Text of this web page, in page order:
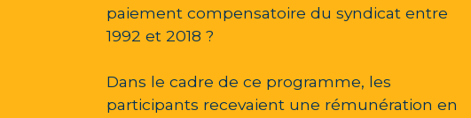
paiement compensatoire du syndicat entre
1992 et 2018 ?
Dans le cadre de ce programme, les
participants recevaient une rémunération en